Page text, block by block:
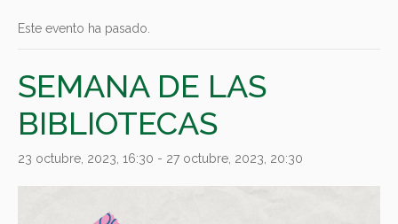
Este evento ha pasado.
SEMANA DE LAS
BIBLIOTECAS
23 octubre, 2023, 16:30 - 27 octubre, 2023, 20:30